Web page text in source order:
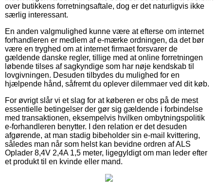
over butikkens forretningsaftale, dog er det naturligvis ikke
særlig interessant.
En anden valgmulighed kunne være at efterse om internet
forhandleren er medlem af e-mærke ordningen, da det bør
være en tryghed om at internet firmaet forsvarer de
gældende danske regler, tillige med at online forretningen
løbende tilses af sagkyndige som har nøje kendskab til
lovgivningen. Desuden tilbydes du mulighed for en
hjælpende hånd, såfremt du oplever dilemmaer ved dit køb.
For øvrigt slår vi et slag for at køberen er obs på de mest
essentielle betingelser der gør sig gældende i forbindelse
med transaktionen, eksempelvis hvilken ombytningspolitik
e-forhandleren benytter. I den relation er det desuden
afgørende, at man stadig bibeholder sin e-mail kvittering,
således man når som helst kan bevidne ordren af ALS
Oplader 8,4V 2,4A 1,5 meter, ligegyldigt om man leder efter
et produkt til en kvinde eller mand.